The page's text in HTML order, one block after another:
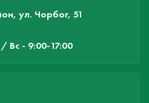
ул. Чорбог, 51
Вс - 9:00-17:00